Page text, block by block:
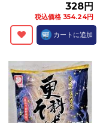
328円
税込価格 354.24円
カートに追加